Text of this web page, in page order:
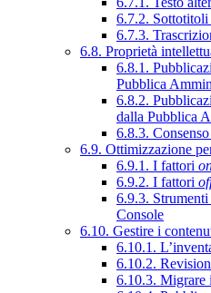
6.7.2.
6.7.3.
6.8. Proprietà
6.8.1.
Pubblica
6.8.2.
dalla Pubblica
6.8.3.
6.9. Ottimizzazione
6.9.1. I fattori
6.9.2. I fattori
6.9.3.
Console
6.10. Gestire i
6.10.1.
6.10.2.
6.10.3. Migrare